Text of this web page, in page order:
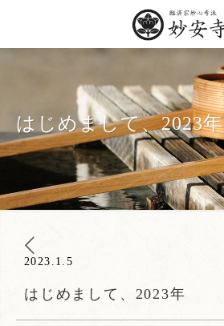
はじめまして、2023年
はじめまして、2023年
2023.1.5